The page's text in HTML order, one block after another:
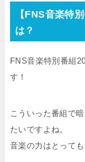
【FNS音楽特
は？
FNS音楽特別番組
す！
こういった番組で
たいですよね。
音楽の力はとって